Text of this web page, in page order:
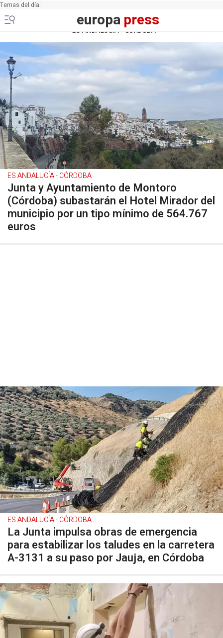
Temas del día:
europapress
ES ANDALUCÍA - CÓRDOBA
ES ANDALUCÍA - CÓRDOBA
Junta y Ayuntamiento de Montoro
(Córdoba) subastarán el Hotel Mirador del
municipio por un tipo mínimo de 564.767
euros
ES ANDALUCÍA - CÓRDOBA
La Junta impulsa obras de emergencia
para estabilizar los taludes en la carretera
A-3131 a su paso por Jauja, en Córdoba